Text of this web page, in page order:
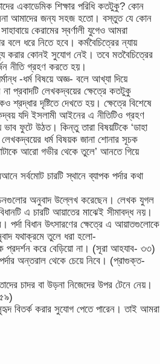
একাডেমিক শিক্ষার পরিধি কতটুকু? কোন
চালনা আমাদের জন্য সহজ হতো। বস্তুত যে কোন
কেরামের স্বর্ণালী যুগেও আমরা
বলে ধরে নিতে হবে। কর্মবৈচিত্রের ন্যায়
করার কোনই সুযোগ নেই। তবে মতবৈচিত্রের
নীতি গ্রহণ করতে হয়।
-ধর্ম বিষয়ে অজ্ঞ- বলে আখ্যা দিয়ে
প্রবাদটি লেখকদ্বয়ের ক্ষেত্রে কতটুকু
দৃষ্টিতে দেখতে হয়। ক্ষেত্রে বিশেষে
যদি ইসলামী আইনের এ নীতিটিও গ্রহণ
ফুটে উঠত। কিন্তু তারা বিষয়টিকে ‘ডাহা
ধর্ম বিষয়ক জানা শোনার সূচক
আরো গভীর থেকে তুলে’ আনতে গিয়ে
চারটি স্থানে ব্যাপক পর্দার কথা
অনুবাদ উল্লেখ করেছেন। লেখক যুগল
এ চারটি আয়াতের মাঝেই সীমাবদ্ধ নয়।
পর্দা বিধান উৎসারণের ক্ষেত্রে এ আয়াতগুলোকে
যথাক্রমে তুলে ধরা হলো-
প্রদর্শন করে বেড়িয়ো না। (সূরা আহযাব- ৩৩)
অন্তরাল থেকে চেয়ে নিবে। (প্রাগুক্ত-
চাদর বা উড়না নিজেদের উপর টেনে নেয়।
বিতর্ক করার সুযোগ পেতে পারেন। তাই আমরা